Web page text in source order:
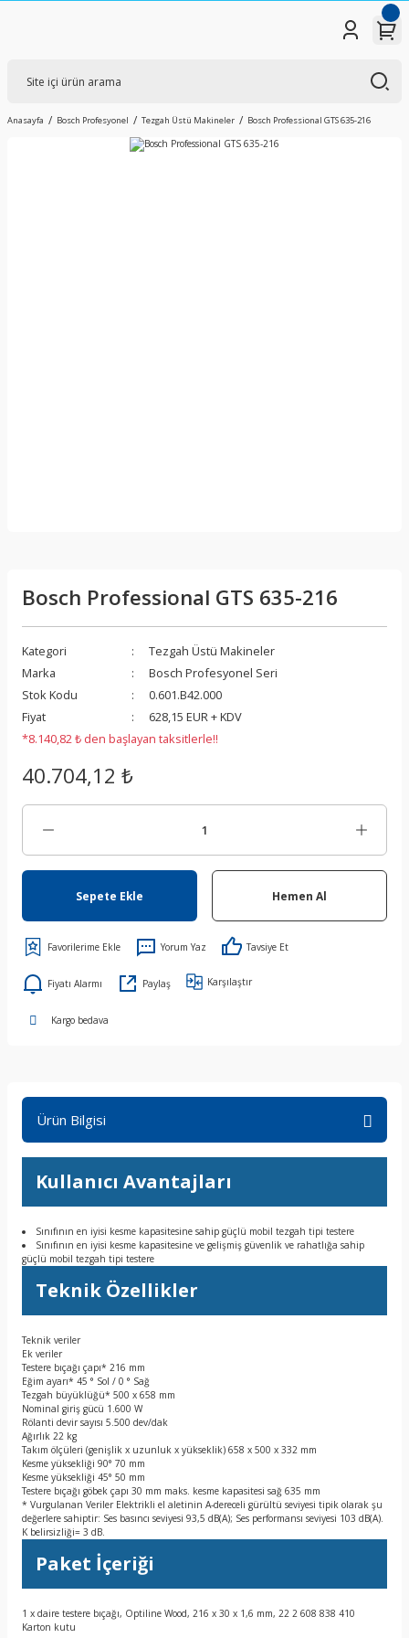
Anasayfa Bosch Profesyonel Tezgah Üstü Makineler Bosch Professional GTS 635-216
Bosch Professional GTS 635-216
Kategori
Tezgah Üstü Makineler
Marka
Bosch Profesyonel Seri
Stok Kodu
0.601.B42.000
Fiyat
628,15 EUR + KDV
*8.140,82 ₺ den başlayan taksitlerle!!
40.704,12 ₺
Sepete Ekle Hemen Al
Yorum Yaz Tavsiye Et
Fiyatı Alarmı Paylaş Karşılaştır
Kargo bedava
Ürün Bilgisi
Kullanıcı Avantajları
Sınıfının en iyisi kesme kapasitesine sahip güçlü mobil tezgah tipi testere
Sınıfının en iyisi kesme kapasitesine ve gelişmiş güvenlik ve rahatlığa sahip
güçlü mobil tezgah tipi testere
Teknik Özellikler
Teknik veriler
Ek veriler
Testere bıçağı çapı* 216 mm
Eğim ayarı* 45 ° Sol / 0 ° Sağ
Tezgah büyüklüğü* 500 x 658 mm
Nominal giriş gücü 1.600 W
Rölanti devir sayısı 5.500 dev/dak
Ağırlık 22 kg
Takım ölçüleri (genişlik x uzunluk x yükseklik) 658 x 500 x 332 mm
Kesme yüksekliği 90° 70 mm
Kesme yüksekliği 45° 50 mm
Testere bıçağı göbek çapı 30 mm maks. kesme kapasitesi sağ 635 mm
* Vurgulanan Veriler Elektrikli el aletinin A-dereceli gürültü seviyesi tipik olarak şu
değerlere sahiptir: Ses basıncı seviyesi 93,5 dB(A); Ses performansı seviyesi 103 dB(A).
K belirsizliği= 3 dB.
Paket İçeriği
1 x daire testere bıçağı, Optiline Wood, 216 x 30 x 1,6 mm, 22 2 608 838 410
Karton kutu